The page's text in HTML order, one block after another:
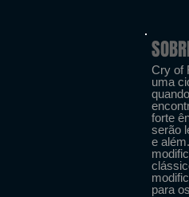
Cry of
uma
forte
serão
e
para